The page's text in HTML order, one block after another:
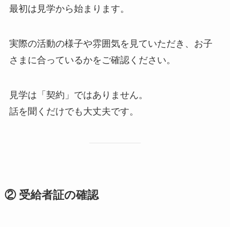
最初は見学から始まります。
実際の活動の様子や雰囲気を見ていただき、お子
さまに合っているかをご確認ください。
見学は「契約」ではありません。
話を聞くだけでも大丈夫です。
② 受給者証の確認